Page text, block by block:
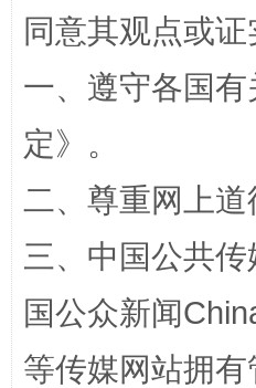
全民健身五年计划来了！
阿坝州三大球赛在茂
同意其观点或
一、遵守各国
定》。
二、尊重网上
三、中国公共
国公众新闻
等传媒网站拥